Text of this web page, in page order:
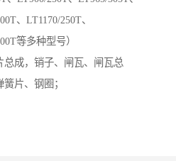
、LT1170/250T、
等多种型号）
总成，销子、闸瓦、闸瓦总
片、钢圈；